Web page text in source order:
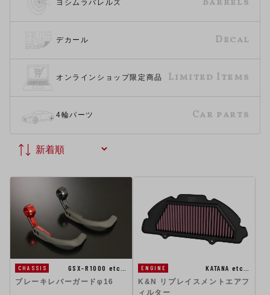
ヨシムラバレルズ
Decal
デカール
Limited Items
オンラインショップ限定商品
Car parts
4輪パーツ
CHASSIS
GSX-R1000 etc…
ブレーキレバーガードφ16
ENGINE
KATANA etc…
K&N リプレイスメントエアフ
ィルター